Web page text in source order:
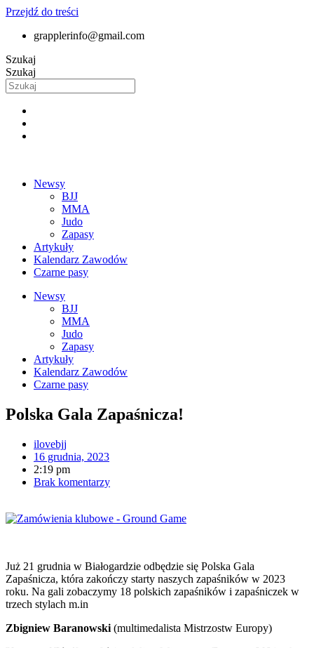
Przejdź do treści
grapplerinfo@gmail.com
Szukaj
Szukaj
Newsy
BJJ
MMA
Judo
Zapasy
Artykuły
Kalendarz Zawodów
Czarne pasy
Newsy
BJJ
MMA
Judo
Zapasy
Artykuły
Kalendarz Zawodów
Czarne pasy
Polska Gala Zapaśnicza!
ilovebjj
16 grudnia, 2023
2:19 pm
Brak komentarzy
Już 21 grudnia w Białogardzie odbędzie się Polska Gala
Zapaśnicza, która zakończy starty naszych zapaśników w 2023
roku. Na gali zobaczymy 18 polskich zapaśników i zapaśniczek w
trzech stylach m.in
Zbigniew Baranowski (multimedalista Mistrzostw Europy)